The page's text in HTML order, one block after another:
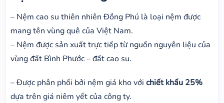
– Nệm cao su thiên nhiên Đồng Phú là loại nệm được
mang tên vùng quê của Việt Nam.
– Nệm được sản xuất trực tiếp từ nguồn nguyên liệu của
vùng đất Bình Phước – đất cao su.
– Được phân phối bởi nệm giá kho với chiết khấu 25%
dựa trên giá niêm yết của công ty.